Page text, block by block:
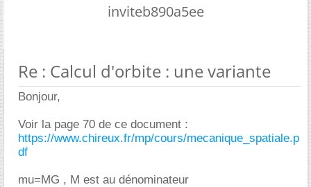
inviteb890a5ee
Re : Calcul d'orbite : une variante
Bonjour,
Voir la page 70 de ce document :
https://www.chireux.fr/mp/cours/mecanique_spatiale.p
df
mu=MG , M est au dénominateur